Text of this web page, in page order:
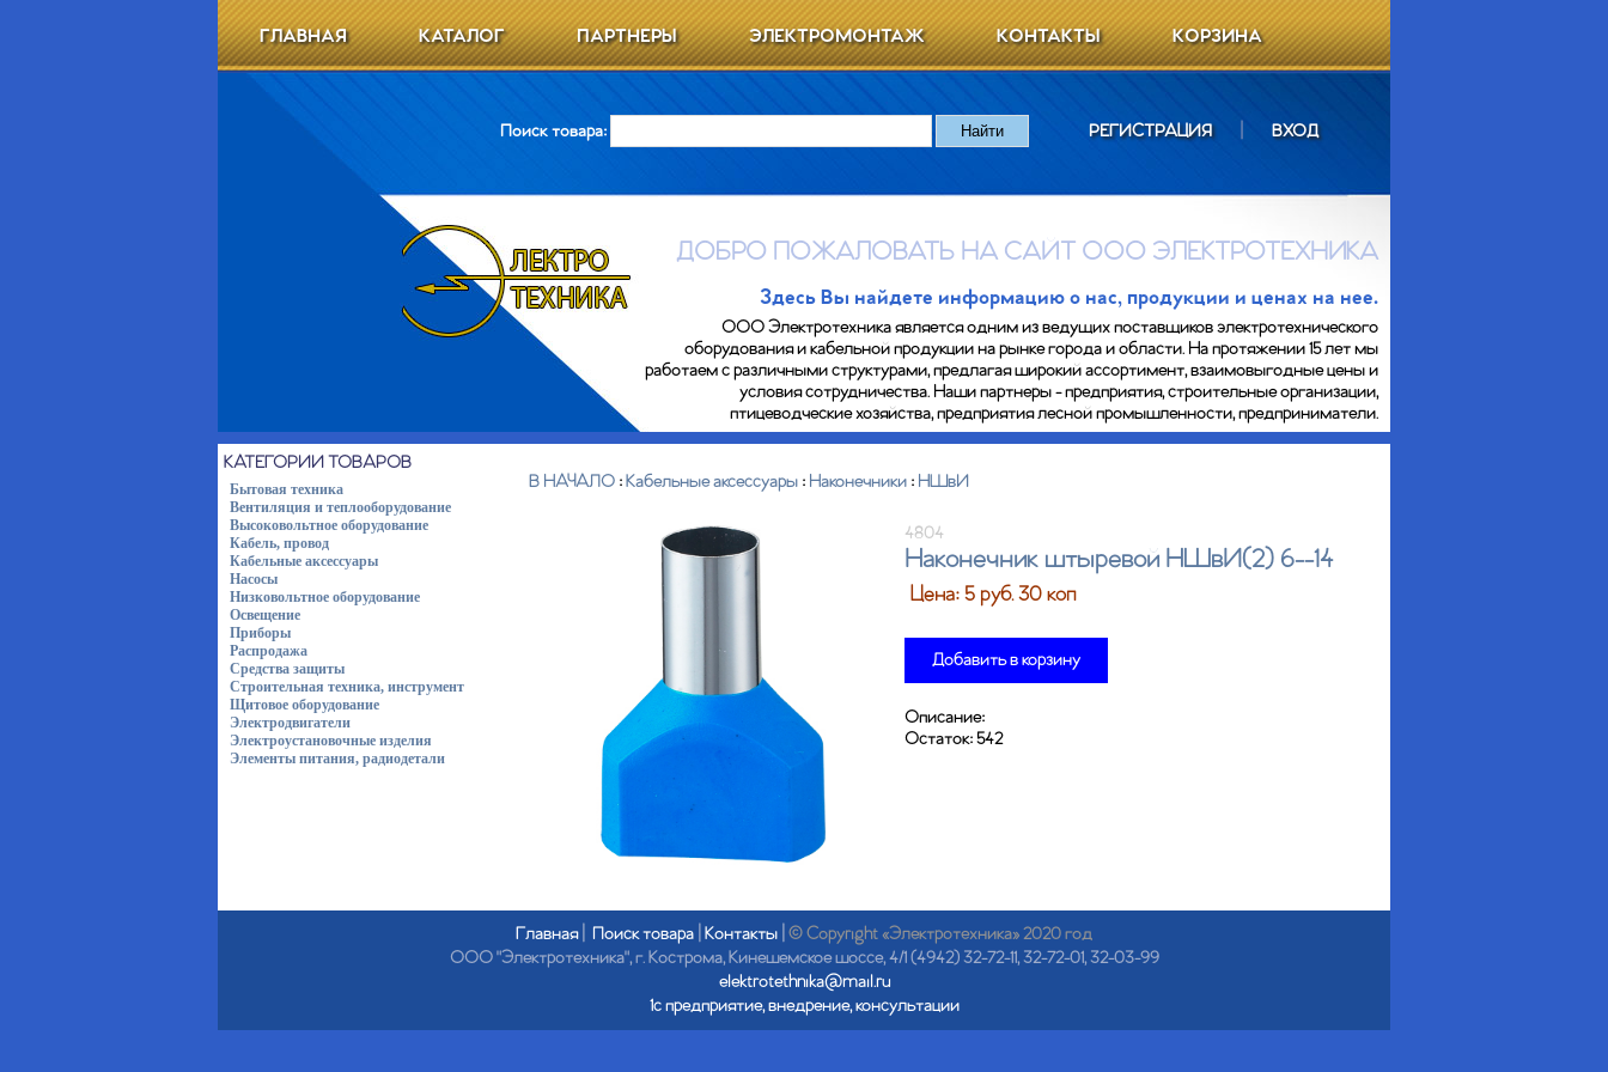
ГЛАВНАЯ КАТАЛОГ ПАРТНЕРЫ ЭЛЕКТРОМОНТАЖ КОНТАКТЫ КОРЗИНА
Поиск товара: РЕГИСТРАЦИЯ ВХОД
ДОБРО ПОЖАЛОВАТЬ НА САЙТ ООО ЭЛЕКТРОТЕХНИКА
Здесь Вы найдете информацию о нас, продукции и ценах на нее.
ООО Электротехника является одним из ведущих поставщиков электротехнического
оборудования и кабельной продукции на рынке города и области. На протяжении 15 лет мы
работаем с различными структурами, предлагая широкий ассортимент, взаимовыгодные цены и
условия сотрудничества. Наши партнеры - предприятия, строительные организации,
птицеводческие хозяйства, предприятия лесной промышленности, предприниматели.
КАТЕГОРИИ ТОВАРОВ
Бытовая техника
Вентиляция и теплооборудование
Высоковольтное оборудование
Кабель, провод
Кабельные аксессуары
Насосы
Низковольтное оборудование
Освещение
Приборы
Распродажа
Средства защиты
Строительная техника, инструмент
Щитовое оборудование
Электродвигатели
Электроустановочные изделия
Элементы питания, радиодетали
В НАЧАЛО :Кабельные аксессуары : Наконечники : НШвИ
4804
Наконечник штыревой НШвИ(2) 6--14
Цена:5 руб. 30 коп
Добавить в корзину
Описание:
Остаток:542
Главная| Поиск товара Контакты © Copyright «Электротехника» 2020 год
ООО "Электротехника", г. Кострома, Кинешемское шоссе, 4/1 (4942) 32-72-11, 32-72-01, 32-03-99
elektrotethnika@mail.ru
1с предприятие, внедрение, консультации